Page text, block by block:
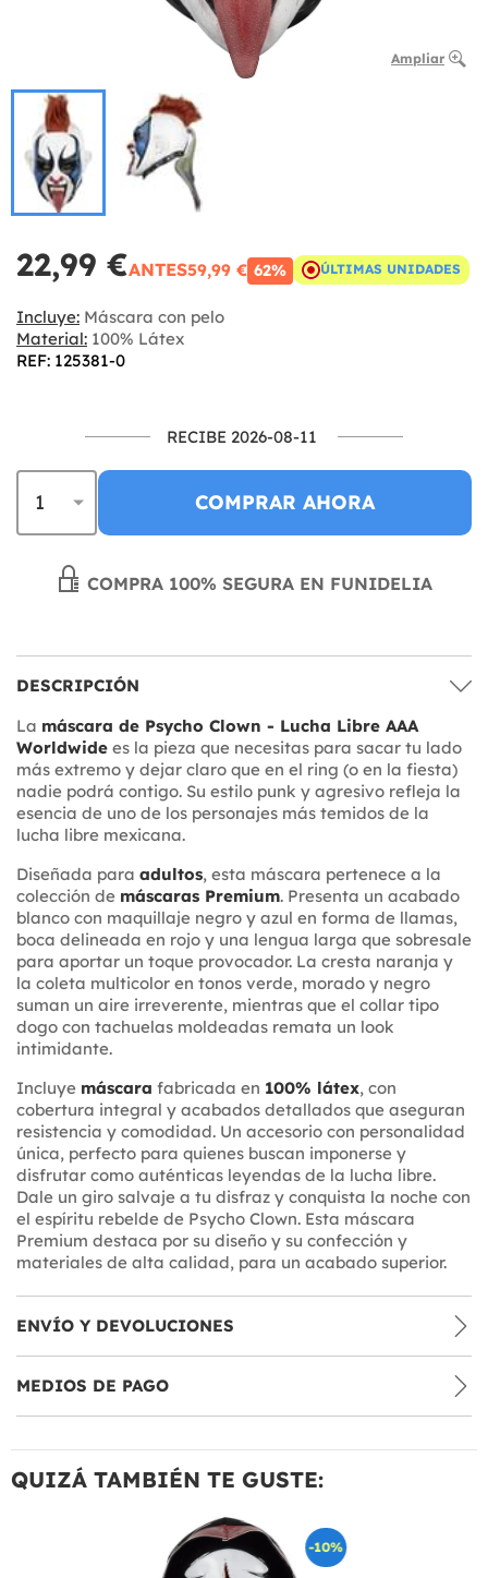
Ampliar
22,99 €ANTES59,99 € 62% ÚLTIMAS UNIDADES
Incluye: Máscara con pelo
Material: 100% Látex
REF: 125381-0
RECIBE 2026-08-11
COMPRAR AHORA
COMPRA 100% SEGURA EN FUNIDELIA
DESCRIPCIÓN
La máscara de Psycho Clown - Lucha Libre AAA
Worldwide es la pieza que necesitas para sacar tu lado
más extremo y dejar claro que en el ring (o en la fiesta)
nadie podrá contigo. Su estilo punk y agresivo refleja la
esencia de uno de los personajes más temidos de la
lucha libre mexicana.
Diseñada para adultos, esta máscara pertenece a la
colección de máscaras Premium. Presenta un acabado
blanco con maquillaje negro y azul en forma de llamas,
boca delineada en rojo y una lengua larga que sobresale
para aportar un toque provocador. La cresta naranja y
la coleta multicolor en tonos verde, morado y negro
suman un aire irreverente, mientras que el collar tipo
dogo con tachuelas moldeadas remata un look
intimidante.
Incluye máscara fabricada en 100% látex, con
cobertura integral y acabados detallados que aseguran
resistencia y comodidad. Un accesorio con personalidad
única, perfecto para quienes buscan imponerse y
disfrutar como auténticas leyendas de la lucha libre.
Dale un giro salvaje a tu disfraz y conquista la noche con
el espíritu rebelde de Psycho Clown. Esta máscara
Premium destaca por su diseño y su confección y
materiales de alta calidad, para un acabado superior.
ENVÍO Y DEVOLUCIONES
MEDIOS DE PAGO
QUIZÁ TAMBIÉN TE GUSTE:
-10%